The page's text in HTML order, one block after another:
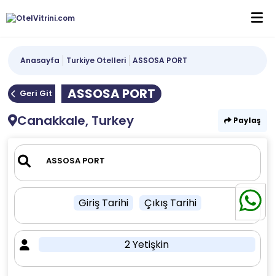
Anasayfa Turkiye Otelleri ASSOSA PORT
Geri Git
ASSOSA PORT
Canakkale, Turkey
Paylaş
Giriş Tarihi Çıkış Tarihi
2 Yetişkin